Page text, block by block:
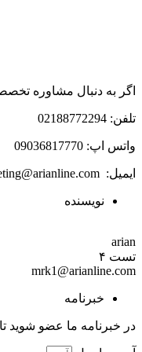
اگر به دنبال مشاوره
تلفن: 02188772294
واتس اپ: 09036817770
ایمیل: marketing@arianline.com
نویسنده
arian
تست ۴
mrk1@arianline.com
خبرنامه
در خبرنامه ما عضو شوید